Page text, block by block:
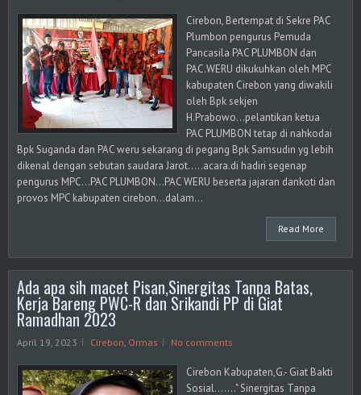
Cirebon, Bertempat di Sekre PAC
Plumbon pengurus Pemuda
Pancasila PAC PLUMBON dan
PAC.WERU dikukuhkan oleh MPC
kabupaten Cirebon yang diwakili
oleh Bpk sekjen
H.Prabowo...pelantikan ketua
PAC PLUMBON tetap di nahkodai
Bpk Suganda dan PAC weru sekarang di pegang Bpk Samsudin yg lebih
dikenal dengan sebutan saudara Jarot.....acara.di hadiri segenap
pengurus MPC...PAC PLUMBON...PAC WERU beserta jajaran dankoti dan
provos MPC kabupaten cirebon...dalam...
Read More
Ada apa sih macet Pisan,Sinergitas Tanpa Batas,
Kerja Bareng PWC-R dan Srikandi PP di Giat
Ramadhan 2023
April 19, 2023 Cirebon Ormas No comments
Cirebon Kabupaten,G.- Giat Bakti
Sosial......." Sinergitas Tanpa